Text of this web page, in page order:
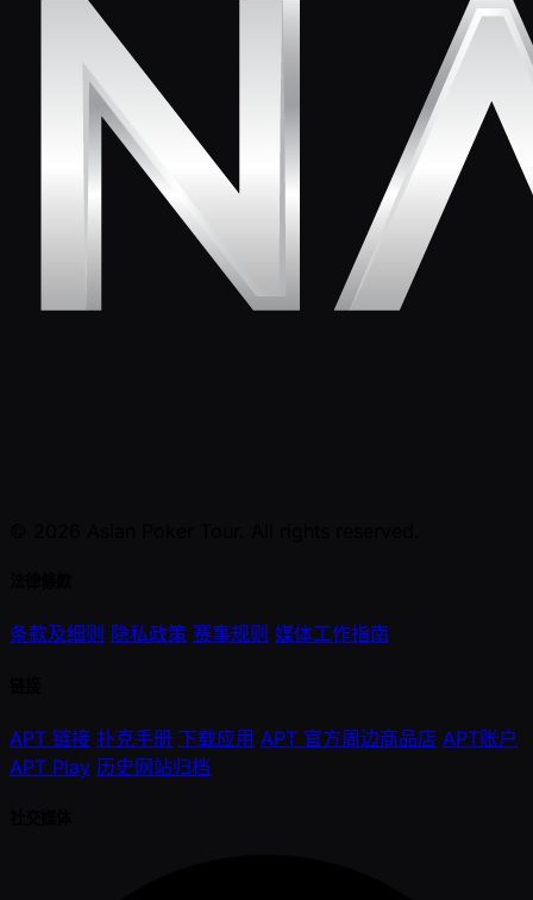
条款及细则 隐私政策 赛事规则 媒体工作指南
APT 链接 扑克手册 下载应用 APT 官方周边商品店 APT账户
APT Play 历史网站归档